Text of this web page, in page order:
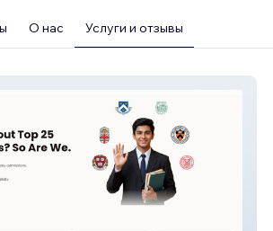
О нас Услуги и отзывы